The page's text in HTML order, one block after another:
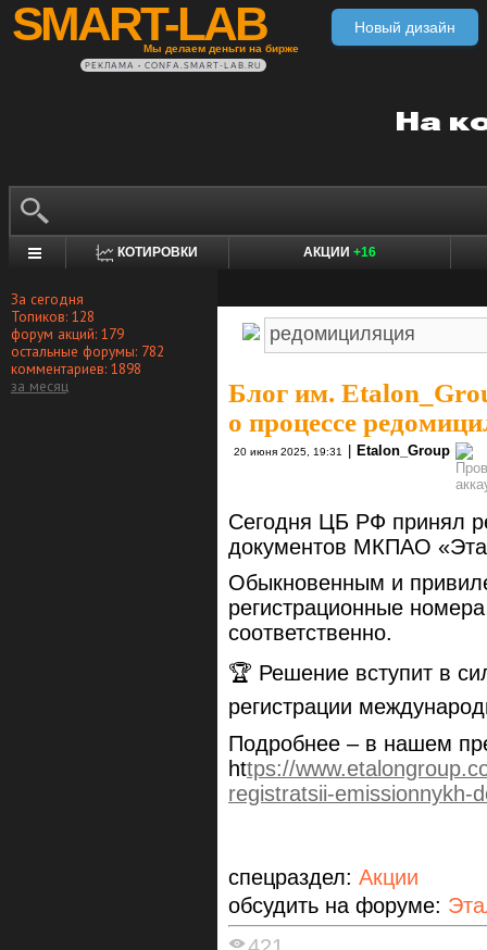
SMART-LAB
Мы делаем деньги на бирже
Новый дизайн
РЕКЛАМА • CONFA.SMART-LAB.RU
КОТИРОВКИ АКЦИИ +16
За сегодня
Топиков: 128
форум акций: 179
остальные форумы: 782
комментариев: 1898
за месяц
Блог им.
о процессе
20 июня 2025, 19:31 Etalon_Group
Сегодня ЦБ РФ принял
документов МКПАО
Обыкновенным и
регистрационные
соответственно.
🏆 Решение вступит в
регистрации
Подробнее – в нашем
https://
registratsii-emissionnykh-
спецраздел: Акции
обсудить на форуме: